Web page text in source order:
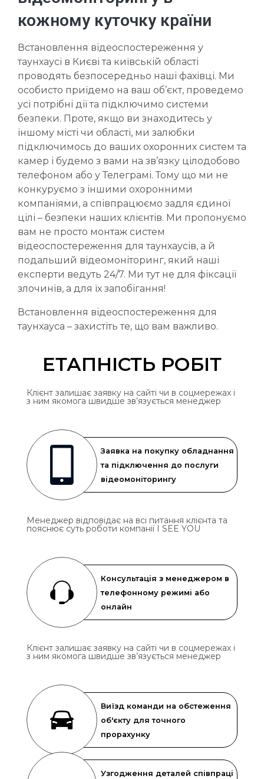
кожному куточку країни
Встановлення відеоспостереження у
таунхаусі в Києві та київській області
проводять безпосередньо наші фахівці. Ми
особисто приїдемо на ваш об’єкт, проведемо
усі потрібні дії та підключимо системи
безпеки. Проте, якщо ви знаходитесь у
іншому місті чи області, ми залюбки
підключимось до ваших охоронних систем та
камер і будемо з вами на зв’язку цілодобово
телефоном або у Телеграмі. Тому що ми не
конкуруємо з іншими охоронними
компаніями, а співпрацюємо задля єдиної
цілі – безпеки наших клієнтів. Ми пропонуємо
вам не просто монтаж систем
відеоспостереження для таунхаусів, а й
подальший відеомоніторинг, який наші
експерти ведуть 24/7. Ми тут не для фіксації
злочинів, а для їх запобігання!
Встановлення відеоспостереження для
таунхауса – захистіть те, що вам важливо.
ЕТАПНІСТЬ РОБІТ
Клієнт залишає заявку на сайті чи в соцмережах і
з ним якомога швидше зв’язується менеджер
Заявка на покупку обладнання
та підключення до послуги
відеомоніторингу
Менеджер відповідає на всі питання клієнта та
пояснює суть роботи компанії I SEE YOU
Консультація з менеджером в
телефонному режимі або
онлайн
Клієнт залишає заявку на сайті чи в соцмережах і
з ним якомога швидше зв’язується менеджер
Виїзд команди на обстеження
об'єкту для точного
прорахунку
Узгодження деталей співпраці